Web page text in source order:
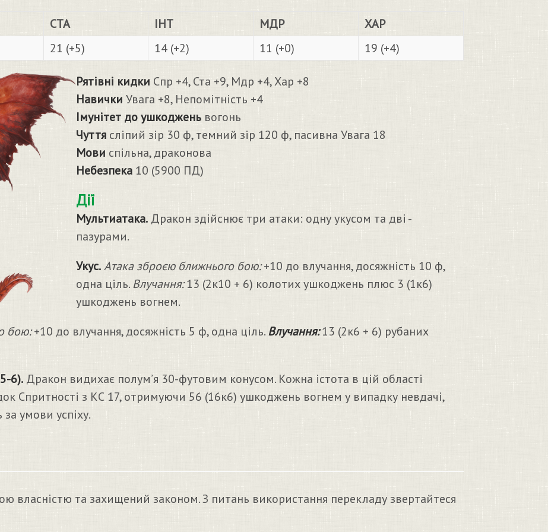
СТА ІНТ МДР
ХАР
21 (+5) 14 (+2) 11 (+0) 19 (+4)
Рятівні кидки Спр +4, Ста +9, Мдр +4, Хар +8
Навички Увага +8, Непомітність +4
Імунітет до ушкоджень вогонь
Чуття сліпий зір 30 ф, темний зір 120 ф, пасивна Увага 18
Мови спільна, драконова
Небезпека 10 (5900 ПД)
Дії
Мультиатака. Дракон здійснює три атаки: одну укусом та дві -
пазурами.
Укус. Атака зброєю ближнього бою:+10 до влучання, досяжність 10 ф,
одна ціль.Влучання:13 (2к10 + 6) колотих ушкоджень плюс 3 (1к6)
ушкоджень вогнем.
бою:+10 до влучання, досяжність 5 ф, одна ціль.Влучання:13 (2к6 + 6) рубаних
6). Дракон видихає полум’я 30-футовим конусом. Кожна істота в цій області
Спритності з КС 17, отримуючи 56 (16к6) ушкоджень вогнем у випадку невдачі,
умови успіху.
власністю та захищений законом. З питань використання перекладу звертайтеся